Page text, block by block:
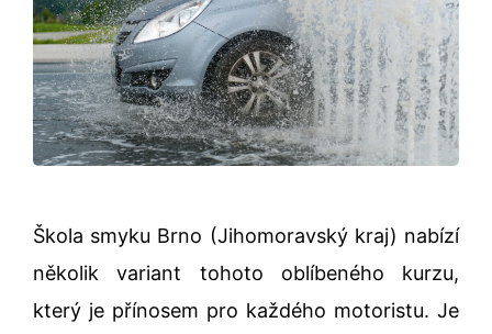
Škola smyku Brno (Jihomoravský kraj) nabízí
několik variant tohoto oblíbeného kurzu,
který je přínosem pro každého motoristu. Je